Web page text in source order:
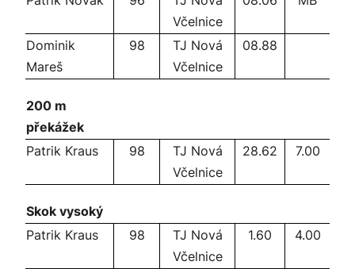
Včelnice
Dominik
Mareš
98
TJ Nová
Včelnice
08.88
200 m
překážek
Patrik Kraus
98
TJ Nová
Včelnice
28.62 7.00
Skok vysoký
Patrik Kraus
98
TJ Nová
Včelnice
1.60 4.00